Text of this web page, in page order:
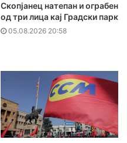
Скопјанец натепан и ограбен
од три лица кај Градски парк
05.08.2026 20:58